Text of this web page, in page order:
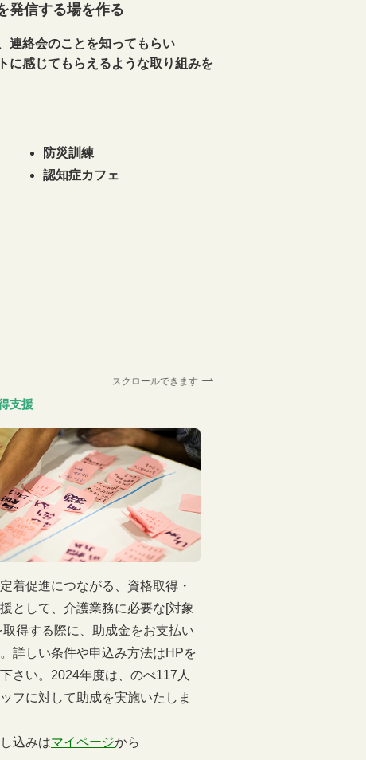
発信する場を作る
連絡会のことを知ってもらい
に感じてもらえるような取り組みを
防災訓練
認知症カフェ
スクロールできます
支援
着促進につながる、資格取得・
として、介護業務に必要な[対象
取得する際に、助成金をお支払い
詳しい条件や申込み方法はHPを
さい。2024年度は、のべ117人
フに対して助成を実施いたしま
込みはマイページから